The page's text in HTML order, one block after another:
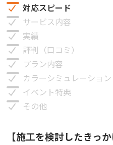
対応スピード
サービス内容
実績
評判（口コミ）
プラン内容
カラーシミュレーション
イベント特典
その他
【施工を検討したきっ